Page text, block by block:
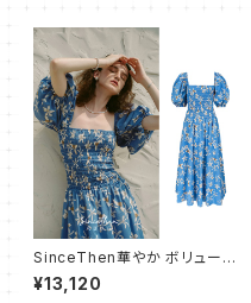
SinceThen華やか ボリューム
ふんわり ワンピース バブスリー
プ
¥13,120